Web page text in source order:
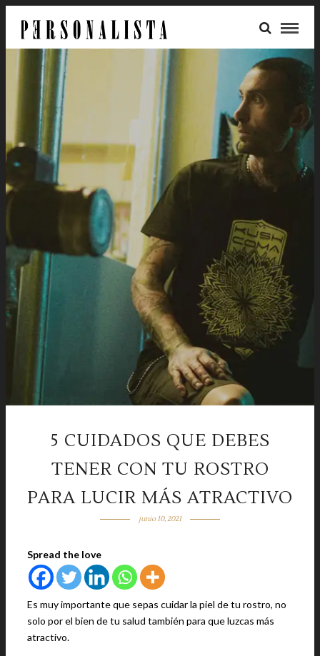
5 CUIDADOS QUE DEBES
TENER CON TU ROSTRO
PARA LUCIR MÁS ATRACTIVO
junio 10, 2021
Spread the love
Es muy importante que sepas cuidar la piel de tu rostro, no
solo por el bien de tu salud también para que luzcas más
atractivo.